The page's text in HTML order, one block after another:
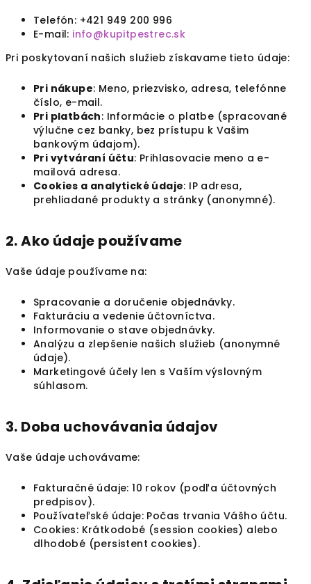
Telefón: +421 949 200 996
E-mail: info@kupitpestrec.sk
Pri poskytovaní našich služieb získavame tieto údaje:
Pri nákupe: Meno, priezvisko, adresa, telefónne
číslo, e-mail.
Pri platbách: Informácie o platbe (spracované
výlučne cez banky, bez prístupu k Vašim
bankovým údajom).
Pri vytváraní účtu: Prihlasovacie meno a e-
mailová adresa.
Cookies a analytické údaje: IP adresa,
prehliadané produkty a stránky (anonymné).
2. Ako údaje používame
Vaše údaje používame na:
Spracovanie a doručenie objednávky.
Fakturáciu a vedenie účtovníctva.
Informovanie o stave objednávky.
Analýzu a zlepšenie našich služieb (anonymné
údaje).
Marketingové účely len s Vaším výslovným
súhlasom.
3. Doba uchovávania údajov
Vaše údaje uchovávame:
Fakturačné údaje: 10 rokov (podľa účtovných
predpisov).
Používateľské údaje: Počas trvania Vášho účtu.
Cookies: Krátkodobé (session cookies) alebo
dlhodobé (persistent cookies).